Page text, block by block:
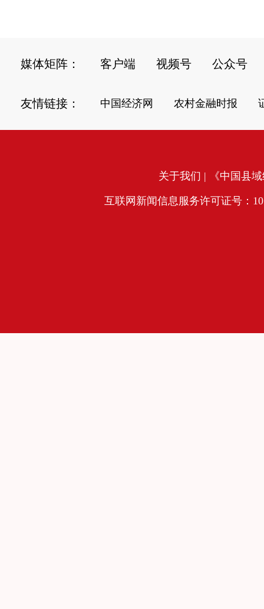
媒体矩阵： 客户端 视频号 公众号
友情链接： 中国经济网 农村金融时报
关于我们 | 《中国县
互联网新闻信息服务许可证号：